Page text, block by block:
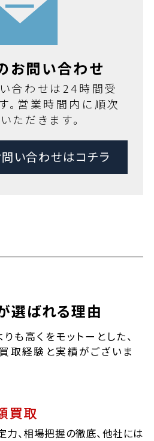
お問い合わせ
合わせは24時間受
。営業時間内に順次
ただきます。
い合わせはコチラ
選ばれる理由
も高くをモットーとした、
取経験と実績がございま
買取
力、相場把握の徹底、他社には